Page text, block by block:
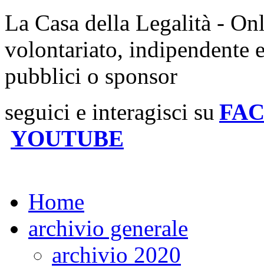
La Casa della Legalità -
volontariato, indipendente
pubblici o sponsor
seguici e interagisci su
YOUTUBE
Home
archivio generale
archivio 2020